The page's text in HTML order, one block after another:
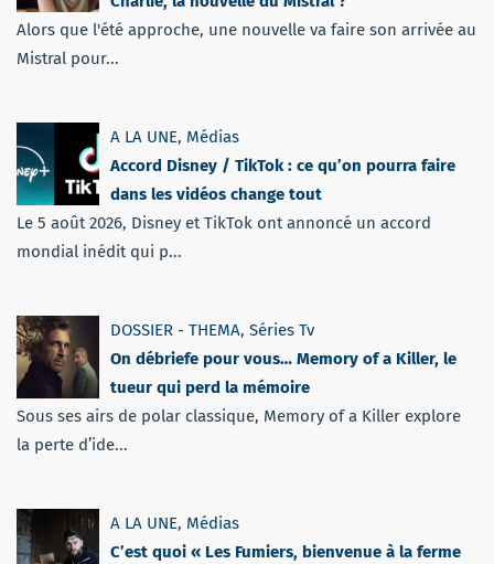
Alors que l'été approche, une nouvelle va faire son arrivée au
Mistral pour...
A LA UNE, Médias
Accord Disney / TikTok : ce qu’on pourra faire
dans les vidéos change tout
Le 5 août 2026, Disney et TikTok ont annoncé un accord
mondial inédit qui p...
DOSSIER - THEMA, Séries Tv
On débriefe pour vous… Memory of a Killer, le
tueur qui perd la mémoire
Sous ses airs de polar classique, Memory of a Killer explore
la perte d’ide...
A LA UNE, Médias
C’est quoi « Les Fumiers, bienvenue à la ferme